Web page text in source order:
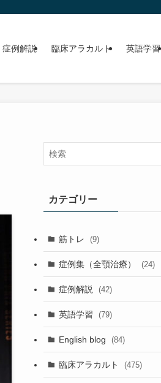
症例解説 臨床アラカルト 英語学習
カテゴリー
筋トレ (9)
症例集（全顎治療） (24)
症例解説 (42)
英語学習 (79)
English blog (84)
臨床アラカルト (475)